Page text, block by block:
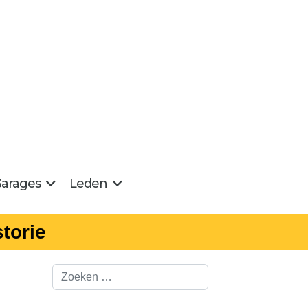
Leden